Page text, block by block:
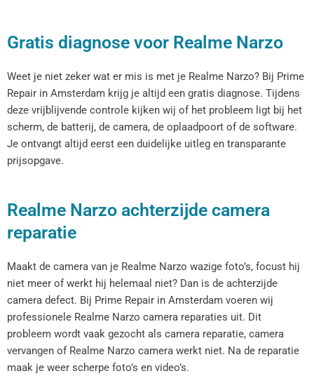
Gratis diagnose voor Realme Narzo
Weet je niet zeker wat er mis is met je Realme Narzo? Bij Prime
Repair in Amsterdam krijg je altijd een gratis diagnose. Tijdens
deze vrijblijvende controle kijken wij of het probleem ligt bij het
scherm, de batterij, de camera, de oplaadpoort of de software.
Je ontvangt altijd eerst een duidelijke uitleg en transparante
prijsopgave.
Realme Narzo achterzijde camera
reparatie
Maakt de camera van je Realme Narzo wazige foto’s, focust hij
niet meer of werkt hij helemaal niet? Dan is de achterzijde
camera defect. Bij Prime Repair in Amsterdam voeren wij
professionele Realme Narzo camera reparaties uit. Dit
probleem wordt vaak gezocht als camera reparatie, camera
vervangen of Realme Narzo camera werkt niet. Na de reparatie
maak je weer scherpe foto’s en video’s.